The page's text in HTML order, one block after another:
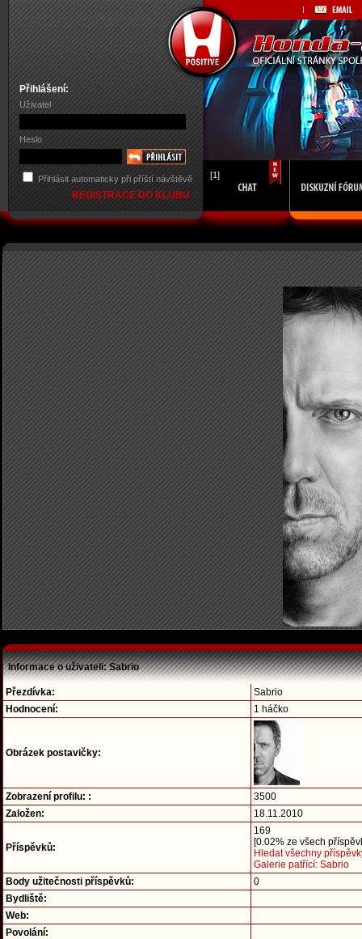
Přihlášení:
Uživatel
Heslo
Přihlásit automaticky při příští návštěvě
REGISTRACE DO KLUBU
[1]
Informace o uživateli: Sabrio
Přezdívka:
Sabrio
Hodnocení:
1 háčko
Obrázek postavičky:
Zobrazení profilu: :
3500
Založen:
18.11.2010
Příspěvků:
169
[0.02% ze všech
Hledat všechny
Galerie patřící: Sabrio
Body užitečnosti příspěvků:
0
Bydliště:
Web:
Povolání: